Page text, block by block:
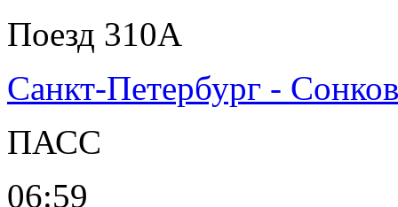
Поезд 310А
Санкт-Петербург -
ПАСС
06:59